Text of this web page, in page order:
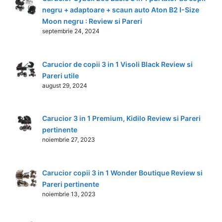
negru + adaptoare + scaun auto Aton B2 I-Size
Moon negru : Review si Pareri
septembrie 24, 2024
Carucior de copii 3 in 1 Visoli Black Review si
Pareri utile
august 29, 2024
Carucior 3 in 1 Premium, Kidilo Review si Pareri
pertinente
noiembrie 27, 2023
Carucior copii 3 in 1 Wonder Boutique Review si
Pareri pertinente
noiembrie 13, 2023